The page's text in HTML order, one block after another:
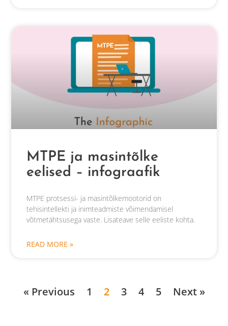
MTPE ja masintõlke
eelised – infograafik
MTPE protsessi- ja masintõlkemootorid on
tehisintellekti ja inimteadmiste võimendamisel
võtmetähtsusega vaste. Lisateave selle eeliste kohta.
READ MORE »
« Previous 1 2 3 4 5 Next »